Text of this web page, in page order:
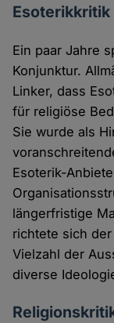
Esoterikkritik
Ein paar Jahre
Konjunktur.
Linker, dass
für religiöse
Sie wurde als
Esoterik-
längerfristige
richtete sich
Vielzahl der
diverse